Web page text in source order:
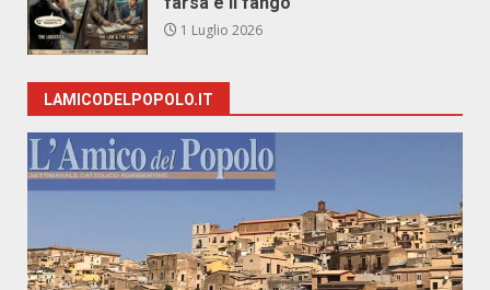
1 Luglio 2026
LAMICODELPOPOLO.IT